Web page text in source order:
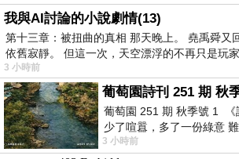
我與AI討論的小說劇情(13)
第十三章：被扭曲的真相 那天晚上。 堯禹舜又
依舊寂靜。 但這一次，天空漂浮的不再只是玩
3 小時前
葡萄園詩刊 251 期 秋
葡萄園 251 期 秋季號 1 《
少了喧囂，多了一份綠意
一
3 小時前